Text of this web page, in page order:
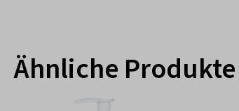
Ähnliche